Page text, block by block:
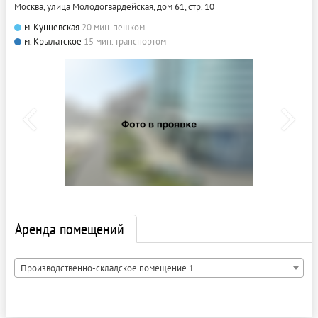
Москва, улица Молодогвардейская, дом 61, стр. 10
м. Кунцевская 20 мин. пешком
м. Крылатское 15 мин. транспортом
Аренда помещений
Производственно-складское помещение 1